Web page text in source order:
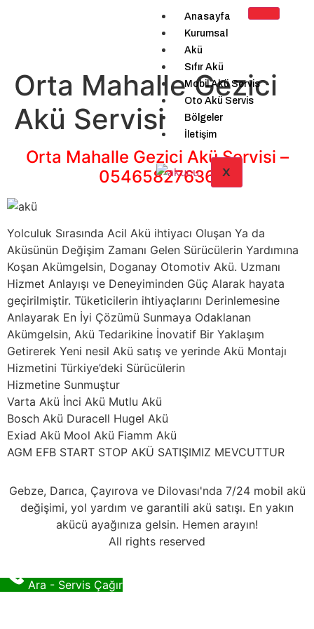
Anasayfa
Kurumsal
Akü
Sıfır Akü
Mobil Akü Servis
Oto Akü Servis
Bölgeler
İletişim
X
Orta Mahalle Gezici
Akü Servisi
Orta Mahalle Gezici Akü Servisi –
05465827636
Yolculuk Sırasında Acil Akü ihtiyacı Oluşan Ya da
Aküsünün Değişim Zamanı Gelen Sürücülerin Yardımına
Koşan Akümgelsin, Doganay Otomotiv Akü. Uzmanı
Hizmet Anlayışı ve Deneyiminden Güç Alarak hayata
geçirilmiştir. Tüketicilerin ihtiyaçlarını Derinlemesine
Anlayarak En İyi Çözümü Sunmaya Odaklanan
Akümgelsin, Akü Tedarikine İnovatif Bir Yaklaşım
Getirerek Yeni nesil Akü satış ve yerinde Akü Montajı
Hizmetini Türkiye’deki Sürücülerin
Hizmetine Sunmuştur
Varta Akü İnci Akü Mutlu Akü
Bosch Akü Duracell Hugel Akü
Exiad Akü Mool Akü Fiamm Akü
AGM EFB START STOP AKÜ SATIŞIMIZ MEVCUTTUR
Gebze, Darıca, Çayırova ve Dilovası'nda 7/24 mobil akü
değişimi, yol yardım ve garantili akü satışı. En yakın
akücü ayağınıza gelsin. Hemen arayın!
All rights reserved
Ara - Servis Çağır